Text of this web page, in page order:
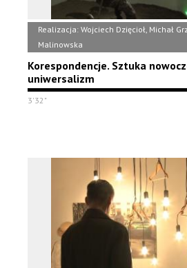
Realizacja: Wojciech Dzięcioł, Michał
Malinowska
Korespondencje. Sztuka
uniwersalizm
3'32"